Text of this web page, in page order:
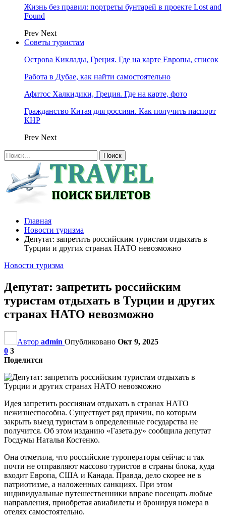
Жизнь без правил: портреты бунтарей в проекте Lost and
Found
Prev Next
Советы туристам
Острова Киклады, Греция. Где на карте Европы, список
Работа в Дубае, как найти самостоятельно
Афитос Халкидики, Греция. Где на карте, фото
Гражданство Китая для россиян. Как получить паспорт
КНР
Prev Next
Главная
Новости туризма
Депутат: запретить российским туристам отдыхать в
Турции и других странах НАТО невозможно
Новости туризма
Депутат: запретить российским
туристам отдыхать в Турции и других
странах НАТО невозможно
Автор admin Опубликовано Окт 9, 2025
0 3
Поделится
Идея запретить россиянам отдыхать в странах НАТО
нежизнеспособна. Существует ряд причин, по которым
закрыть выезд туристам в определенные государства не
получится. Об этом изданию «Газета.ру» сообщила депутат
Госдумы Наталья Костенко.
Она отметила, что российские туроператоры сейчас и так
почти не отправляют массово туристов в страны блока, куда
входит Европа, США и Канада. Правда, дело скорее не в
патриотизме, а наложенных санкциях. При этом
индивидуальные путешественники вправе посещать любые
направления, приобретая авиабилеты и бронируя номера в
отелях самостоятельно.